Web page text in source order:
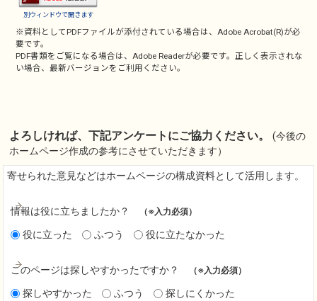
別ウィンドウで開きます
※資料としてPDFファイルが添付されている場合は、Adobe Acrobat(R)が必
要です。
PDF書類をご覧になる場合は、Adobe Readerが必要です。正しく表示されな
い場合、最新バージョンをご利用ください。